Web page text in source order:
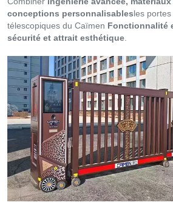
conceptions personnalisablesles
télescopiques du Caïmen Fonctionnalité
sécurité et attrait esthétique